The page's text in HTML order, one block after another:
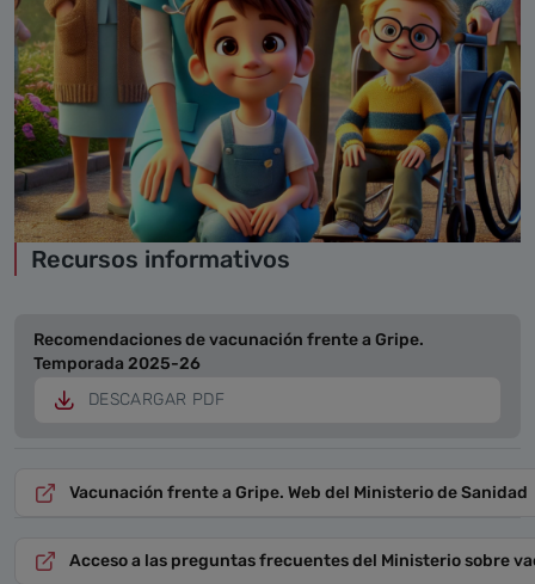
Recursos informativos
Recomendaciones de vacunación frente a Gripe.
Temporada 2025-26
DESCARGAR PDF
Vacunación frente a Gripe. Web del Ministerio de Sanidad
Acceso a las preguntas frecuentes del Ministerio sobre